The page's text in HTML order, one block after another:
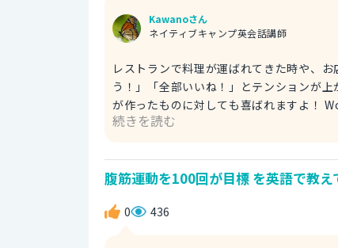
Kawanoさん
ネイティブキャンプ英会話講師
レストランで料理が運ばれてきた時や、
う！」「全部いいね！」とテンションが
が作ったものに対しても喜ばれますよ！ Wow, everything in here looks so good! ヤバい！ここのパン、全部
美味しそう！ ちなみに、「I don't know where to start」は、話したいことが多すぎたり、問題が複雑すぎた
とにも使えて、感情が追いつかないニュアンスが出せますよ。 Wow,
know where to start! ヤバい！ここのパン
続きを読む
腹筋運動を100回が目標 を英語で教え
0 436